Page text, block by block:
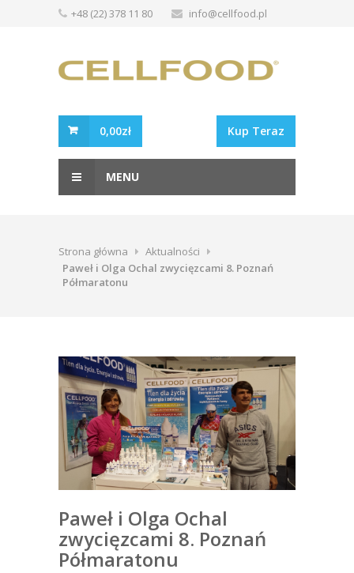
+48 (22) 378 11 80 info@cellfood.pl
0,00zł Kup Teraz
MENU
Strona główna
Aktualności
Paweł i Olga Ochal zwycięzcami 8. Poznań
Półmaratonu
Paweł i Olga Ochal
zwycięzcami 8. Poznań
Półmaratonu